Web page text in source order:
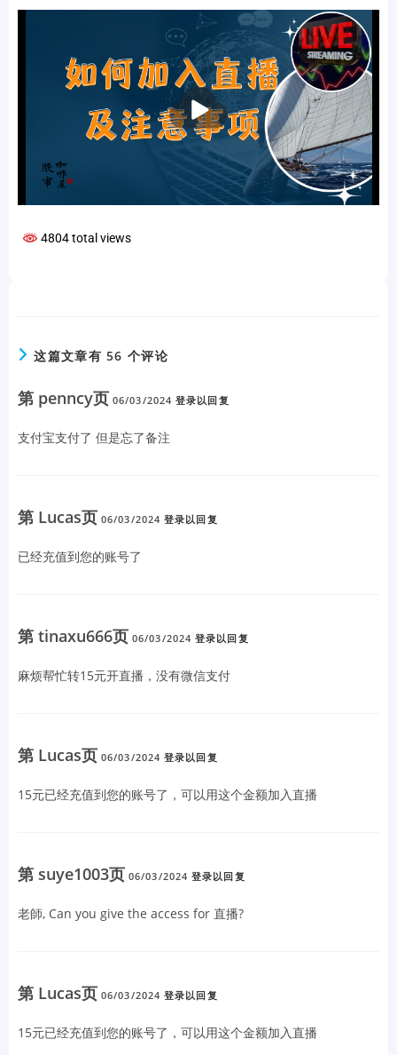
放
4804 total views
这篇文章有 56 个评论
第 penncy页 06/03/2024 登录以回复
支付宝支付了 但是忘了备注
第 Lucas页 06/03/2024 登录以回复
已经充值到您的账号了
第 tinaxu666页 06/03/2024 登录以回复
麻烦帮忙转15元开直播，没有微信支付
第 Lucas页 06/03/2024 登录以回复
15元已经充值到您的账号了，可以用这个金额加入直播
第 suye1003页 06/03/2024 登录以回复
老師, Can you give the access for 直播?
第 Lucas页 06/03/2024 登录以回复
15元已经充值到您的账号了，可以用这个金额加入直播